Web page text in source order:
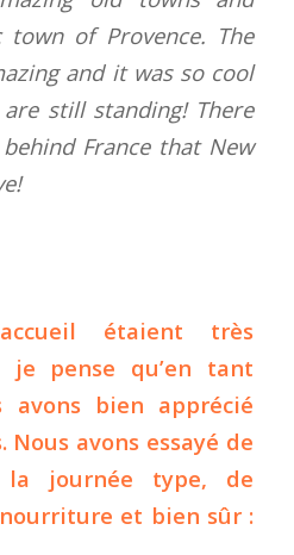
of Provence. The
and it was so cool
still standing! There
France that New
étaient très
je pense qu’en tant
avons bien apprécié
Nous avons essayé de
journée type, de
et bien sûr :